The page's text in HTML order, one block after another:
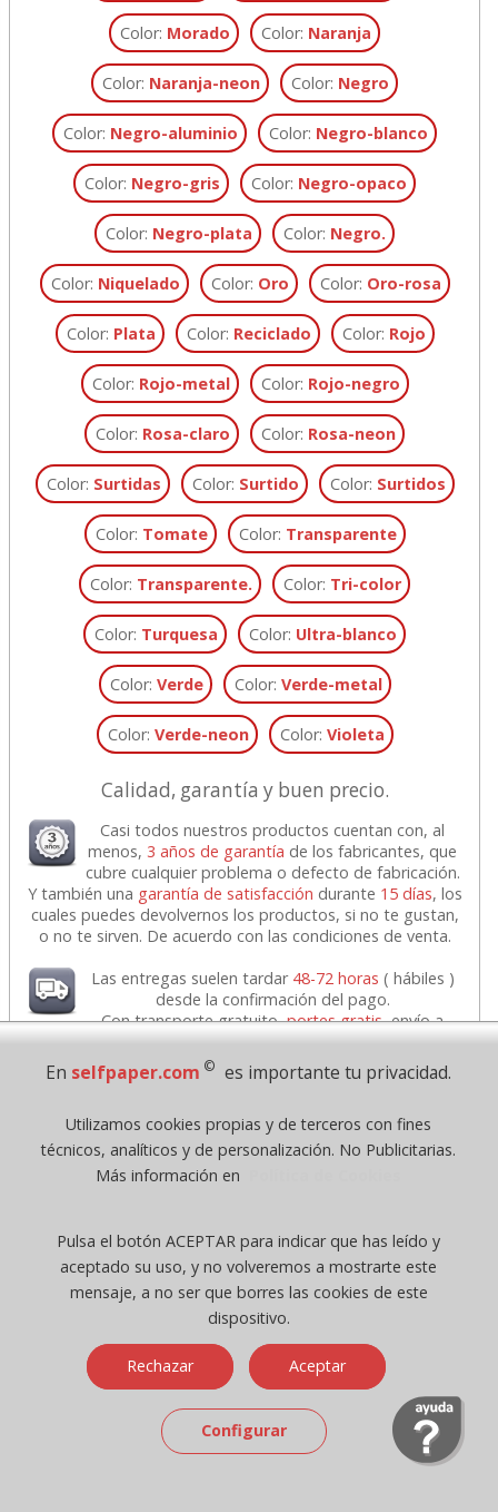
Color: Morado Color: Naranja
Color: Naranja-neon Color: Negro
Color: Negro-aluminio Color: Negro-blanco
Color: Negro-gris Color: Negro-opaco
Color: Negro-plata Color: Negro.
Color: Niquelado Color: Oro Color: Oro-rosa
Color: Plata Color: Reciclado Color: Rojo
Color: Rojo-metal Color: Rojo-negro
Color: Rosa-claro Color: Rosa-neon
Color: Surtidas Color: Surtido Color: Surtidos
Color: Tomate Color: Transparente
Color: Transparente. Color: Tri-color
Color: Turquesa Color: Ultra-blanco
Color: Verde Color: Verde-metal
Color: Verde-neon Color: Violeta
Calidad, garantía y buen precio.
Casi todos nuestros productos cuentan con, al
menos,3 años de garantía de los fabricantes, que
cubre cualquier problema o defecto de fabricación.
Y también una garantía de satisfacción durante 15 días, los
cuales puedes devolvernos los productos, si no te gustan,
o no te sirven. De acuerdo con las condiciones de venta.
Las entregas suelen tardar 48-72 horas ( hábiles )
desde la confirmación del pago.
Con transporte gratuito,portes gratis, envío a
domicilio, desde tan solo69Euros + Iva, de compra.
Ofertas destacadas
Lápiz Staedtler Noris
120 - Nº 2 dureza HB
Papel Din A4 80
gramos New Greening,
En selfpaper.com © es importante tu privacidad.
Utilizamos cookies propias y de terceros con fines
técnicos, analíticos y de personalización. No Publicitarias.
Más información en
Pulsa el botón ACEPTAR para indicar que has leído y
aceptado su uso, y no volveremos a mostrarte este
mensaje, a no ser que borres las cookies de este
dispositivo.
Rechazar Aceptar
Configurar